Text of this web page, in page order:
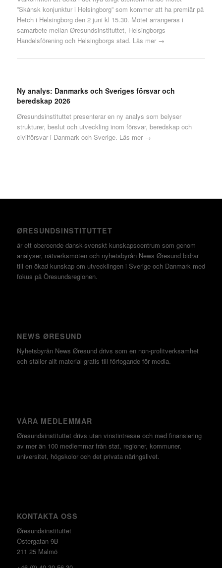
”Skånsk konjunktur i Helsingborg” som kommer att ha premiär på
Hetch i Helsingborg den 2 juni kl 15.30. Mötet arrangeras i
samarbete mellan Øresundsinstituttet, Helsingborgs
Handelsförening och Helsingborgs stad. Läs mer →
Ny analys: Danmarks och Sveriges försvar och
beredskap 2026
Øresundsinstituttet presenterar en ny analys som belyser
strukturer, beslut och utveckling inom försvar, beredskap och
civilförsvar i Danmark och Sverige. Läs mer →
ØRESUNDSINSTITUTTET
är ett oberoende dansk-svenskt kunskapscentrum som genom
analyser, nätverksmöten och nyhetsbyrån News Øresund bidrar
till en ökad kunskap om utvecklingen i Sverige och Danmark med
fokus på Öresundsregionen.
NEWS ØRESUND
Nyhetsbyrån News Øresund drivs som en non-profitverksamhet
och ställer allt material gratis till förfogande för media.
VÅRA MEDLEMMAR
Øresundsinstituttet drivs utan vinst­intresse och med finansiering
av mer än 100 medlemmar från stat, regioner, kommuner,
universitet, högskolor och det privata näringslivet.
KONTAKTA OSS
Øresundsinstituttet
Östergatan 9B
211 25 Malmö